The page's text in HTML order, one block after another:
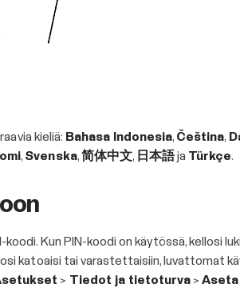
kieliä: Bahasa Indonesia, Čeština,
, Svenska,简体中文, 日本語ja Türkçe.
Kun PIN-koodi on käytössä, kellosi
katoaisi tai varastettaisiin, luvattomat
> Tiedot ja tietoturva>Aseta